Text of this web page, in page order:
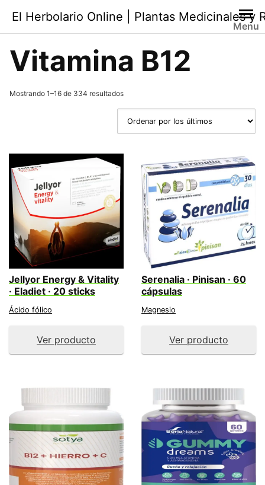
contenido
El Herbolario Online | Plantas Medicinales y
Menu
Vitamina B12
Mostrando 1–16 de 334 resultadosOrdenado
últimos
Jellyor Energy & Vitality
· Eladiet · 20 sticks
Ácido fólico
Ver producto
Serenalia · Pinisan · 60
cápsulas
Magnesio
Ver producto